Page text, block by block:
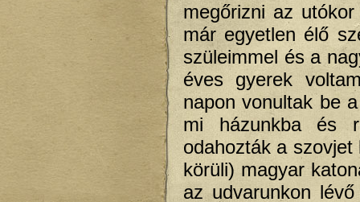
megőrizni az
már egyetlen élő
szüleimmel és a
éves gyerek
napon vonultak be
mi házunkba és
odahozták a
körüli) magyar
az udvarunkon